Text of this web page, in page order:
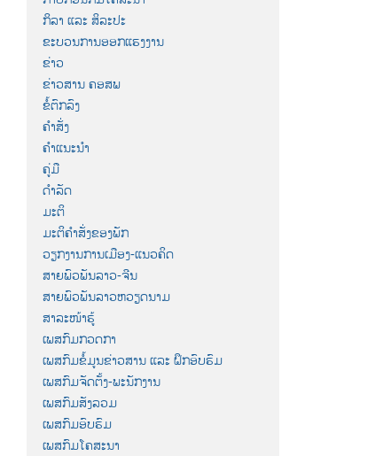
ກິລາ ແລະ ສິລະປະ
ຂະບວນການອອກແຮງງານ
ຂ່າວ
ຂ່າວສານ ຄອສພ
ຂໍ້ຕົກລົງ
ຄຳສັ່ງ
ຄຳແນະນຳ
ຄູ່ມື
ດຳລັດ
ມະຕິ
ມະຕິຄຳສັ່ງຂອງພັກ
ວຽກງານການເມືອງ-ແນວຄິດ
ສາຍພົວພັນລາວ-ຈີນ
ສາຍພົວພັນລາວຫວຽດນາມ
ສາລະໜ້າຮູ້
ເພສກົມກວດກາ
ເພສກົມຂໍ້ມູນຂ່າວສານ ແລະ ຝຶກອົບຮົມ
ເພສກົມຈັດຕັ້ງ-ພະນັກງານ
ເພສກົມສັງລວມ
ເພສກົມອົບຮົມ
ເພສກົມໂຄສະນາ